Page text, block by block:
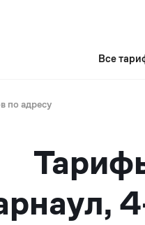
Все
по адресу